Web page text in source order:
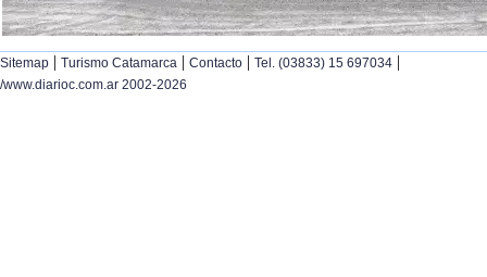
Sitemap | Turismo Catamarca | Contacto | Tel. (03833) 15 697034 |
/www.diarioc.com.ar 2002-2026